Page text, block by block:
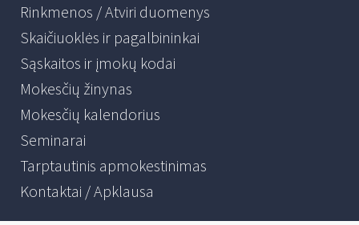
Rinkmenos / Atviri duomenys
Skaičiuoklės ir pagalbininkai
Sąskaitos ir įmokų kodai
Mokesčių žinynas
Mokesčių kalendorius
Seminarai
Tarptautinis apmokestinimas
Kontaktai / Apklausa